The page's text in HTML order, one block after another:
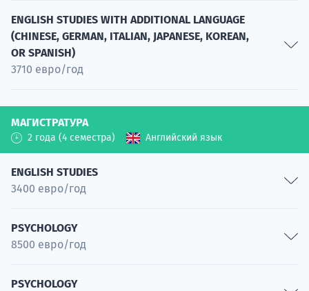
Специальность
Start-ups
Специальность
Project management
Специальность
ENGLISH STUDIES WITH ADDITIONAL LANGUAGE
(CHINESE, GERMAN, ITALIAN, JAPANESE, KOREAN,
OR SPANISH)
3710 евро/год
Teaching English as a Foreign Language (TEFL)
Специальность
English Studies for Media and Creative Industries
English Studies for Business Environment
МАГИСТРАТУРА
2 года (4 семестра) Английский язык
ENGLISH STUDIES
3400 евро/год
EFL Teaching in Professional Context
Специальность
Специальность
PSYCHOLOGY
8500 евро/год
Business Psychology
PSYCHOLOGY